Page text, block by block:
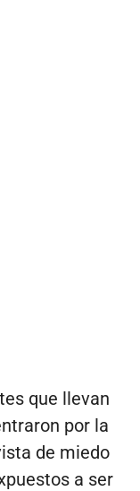
que llevan
por la
de miedo
a ser